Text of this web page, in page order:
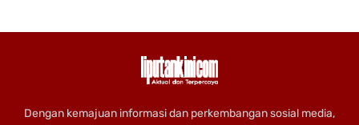
Dengan kemajuan informasi dan perkembangan sosial media,